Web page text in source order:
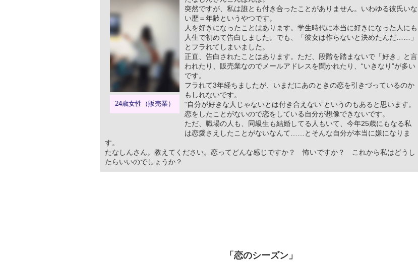
24歳女性（販売業）
突然ですが、私は誰とも付き合ったことがありません。いわゆる彼氏いな
い歴＝年齢というやつです。
人を好きになったことはあります。学生時代に本当に好きになった人にも
人生で初めて告白しました。でも、「彼女は作らないと決めたんだ……」
とフラれてしまいました。
正直、告白されたことはあります。ただ、段階を踏まないで「好き」と言
われたり、販売業なのでメールアドレスを聞かれたり、“いきなり”が多い
です。
フラれて3年経ちましたが、いまだにあのときの恋を引きづっているのか
もしれないです。
“自分が好きな人じゃないとは付き合えない”というのもあると思います。
恋をしたことがないので恋をしている自分が想像できないです。
ただ、職場の人も、同級生も結婚してる人もいて、今年25歳にもなる私
は恋愛さえしたことがないなんて……とそんな自分が本当に嫌になりま
す。
たなしんさん。教えてください。恋ってどんな感じですか？ 怖いですか？ これから私はどうし
たらいいのでしょうか？
「恋のシーズン」